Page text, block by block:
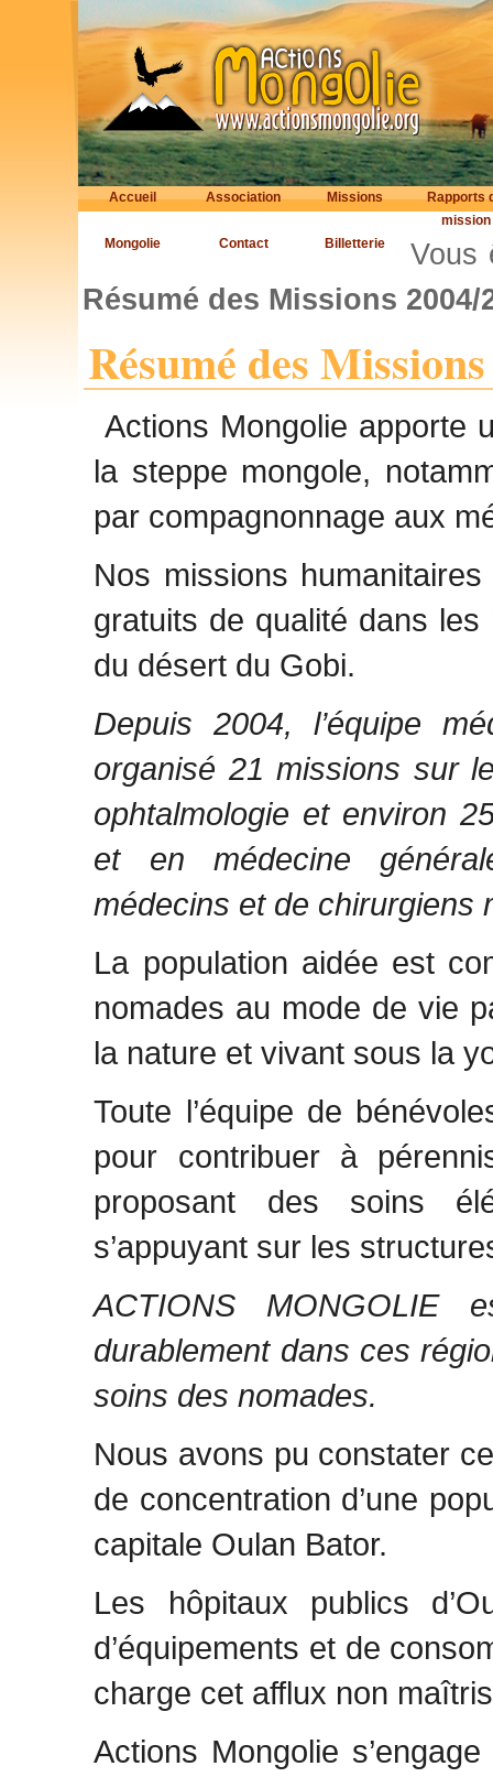
Accueil Association Missions
Rapports
mission
Mongolie
Contact Billetterie
Résumé des Missions 2004/
Résumé des
Actions Mongolie apporte
la steppe mongole,
par compagnonnage aux
Nos missions
gratuits de qualité dans les
du désert du Gobi.
Depuis 2004, l’équipe
organisé 21 missions sur
ophtalmologie et environ
et en médecine
médecins et de chirurgiens
La population aidée est
nomades au mode de vie
la nature et vivant sous la
Toute l’équipe de
pour contribuer à
proposant des soins
s’appuyant sur les
ACTIONS
durablement dans ces
soins des nomades.
Nous avons pu constater
de concentration d’une
capitale Oulan Bator.
Les hôpitaux publics
d’équipements et de
charge cet afflux non
Actions Mongolie